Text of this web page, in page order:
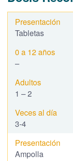
Tabletas
–
1 – 2
3-4
Ampolla